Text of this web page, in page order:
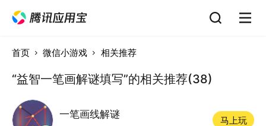
首页 微信小游戏 相关推荐
“益智一笔画解谜填写”的相关推荐(38)
一笔画线解谜
马上玩